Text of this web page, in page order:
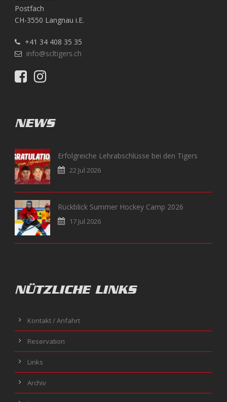
Postfach
CH-3550 Langnau i.E.
+41 34 408 35 35
info@scltigers.ch
NEWS
Erfolgreiche Lehrabschlüsse bei den Tigers
22 Jul 2026
Rückblick Summer Hockey Camp 2026
17 Jul 2026
NÜTZLICHE LINKS
Kontakt / Anfahrt
Reservation
Links
Archiv